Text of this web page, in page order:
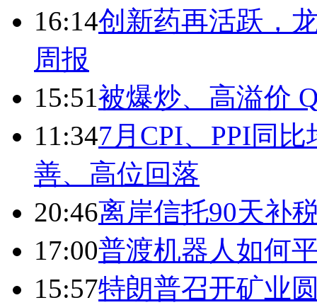
16:14创新药再活跃，
周报
15:51被爆炒、高溢价
11:347月CPI、PPI同
善、高位回落
20:46离岸信托90天补
17:00普渡机器人如何
15:57特朗普召开矿业